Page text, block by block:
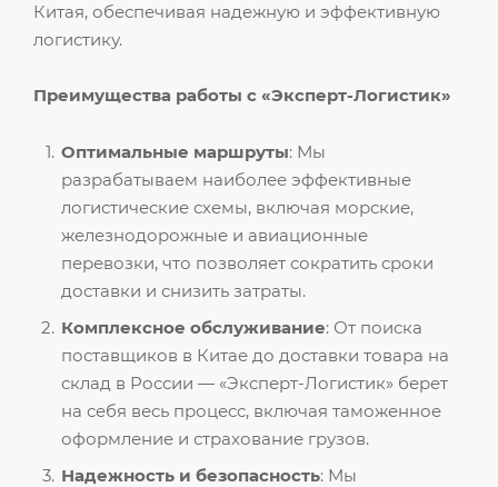
Китая, обеспечивая надежную и эффективную
логистику.
Преимущества работы с «Эксперт-Логистик»
Оптимальные маршруты: Мы
разрабатываем наиболее эффективные
логистические схемы, включая морские,
железнодорожные и авиационные
перевозки, что позволяет сократить сроки
доставки и снизить затраты.
Комплексное обслуживание: От поиска
поставщиков в Китае до доставки товара на
склад в России — «Эксперт-Логистик» берет
на себя весь процесс, включая таможенное
оформление и страхование грузов.
Надежность и безопасность: Мы